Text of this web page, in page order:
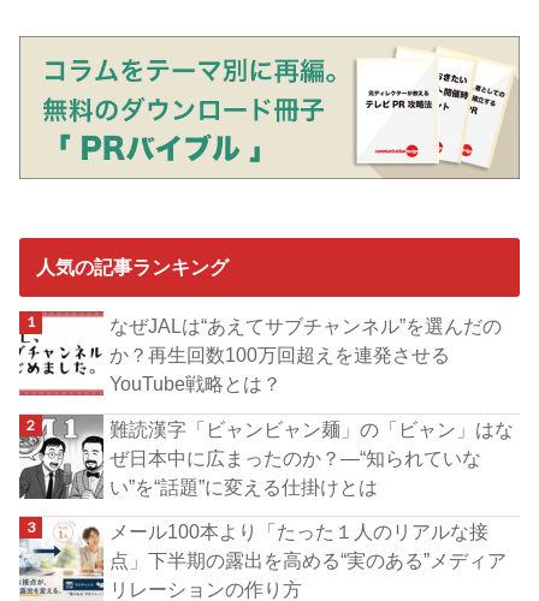
人気の記事ランキング
なぜJALは“あえてサブチャンネル”を選んだの
か？再生回数100万回超えを連発させる
YouTube戦略とは？
難読漢字「ビャンビャン麺」の「ビャン」はな
ぜ日本中に広まったのか？―“知られていな
い”を“話題”に変える仕掛けとは
メール100本より「たった１人のリアルな接
点」下半期の露出を高める“実のある”メディア
リレーションの作り方